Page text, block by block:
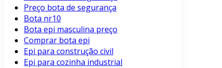
Preço bota de segurança
Bota nr10
Bota epi masculina preço
Comprar bota epi
Epi para construção civil
Epi para cozinha industrial